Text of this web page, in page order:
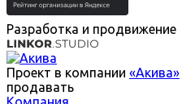
Разработка и продвижение
Проект в компании «Акива»
продавать